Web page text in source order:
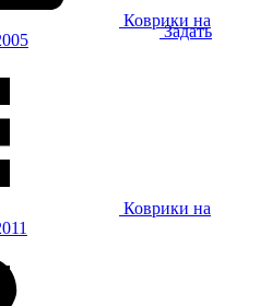
Коврики на
Коврики на
Задать